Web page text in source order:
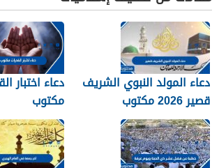
دعاء المولد النبوي الشريف
قصير 2026 مكتوب
مكتوب